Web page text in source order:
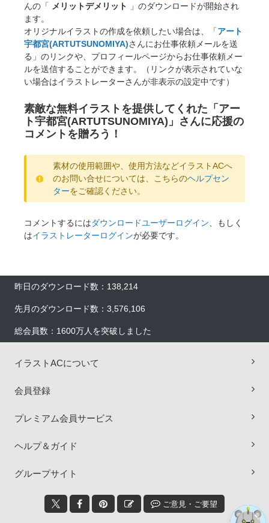
んの「 メリットデメリット
」のダウンロードが開始され
ます。
オリジナルイラストの作成を依頼したい場合は、「アート
宇都宮(ARTUTSUNOMIYA)さんにお仕事依頼メールを送
る」のリンクや、プロフィールページからお仕事依頼メー
ルを送信することができます。（リンクが表示されていな
い場合はイラストレーターさんが非表示の設定中です）
素敵な無料イラストを提供してくれた「アー
ト宇都宮(ARTUTSUNOMIYA)」さんに応援の
コメントを贈ろう！
素材の使用範囲や、使用方法などイラストACへ
のお問い合せについては、こちらのヘルプセン
ターをご確認ください。
コメントするにはダウンロードユーザーログイン、もしく
はイラストレーターログインが必要です。
昨日のダウンロード数：138,214
先月のダウンロード数：3,576,106
総会員数：1600万人を突破しました
イラストACについて
会員登録
プレミアム会員サービス
ヘルプ＆ガイド
グループサイト
ご意見・ご要望